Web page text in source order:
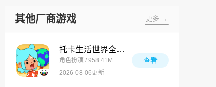
其他厂商游戏 更多 →
托卡生活世界全解锁版
角色扮演 / 958.41M
2026-08-06更新
查看